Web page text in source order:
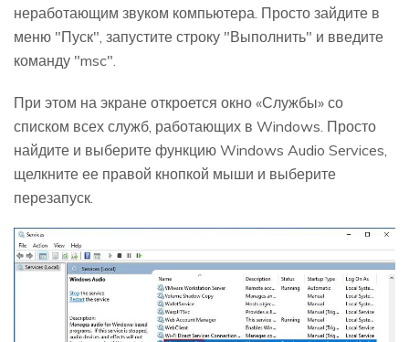
неработающим звуком компьютера. Просто зайдите в
меню "Пуск", запустите строку "Выполнить" и введите
команду "msc".
При этом на экране откроется окно «Службы» со
списком всех служб, работающих в Windows. Просто
найдите и выберите функцию Windows Audio Services,
щелкните ее правой кнопкой мыши и выберите
перезапуск.